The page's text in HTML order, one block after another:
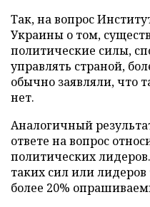
Так, на вопрос
Украины о том,
политические силы,
управлять страной,
обычно заявляли, что
нет.
Аналогичный
ответе на вопрос
политических
таких сил или
более 20%